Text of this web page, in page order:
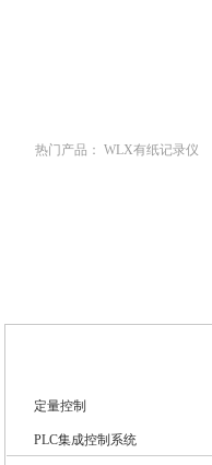
热门产品： WLX有纸记录仪
定量控制
PLC集成控制系统